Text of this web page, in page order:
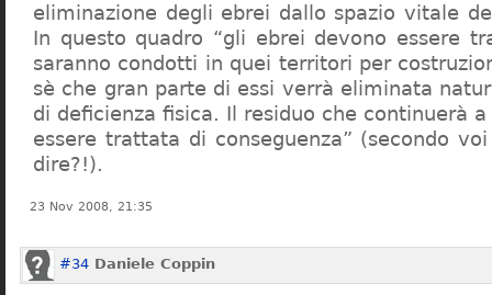
eliminazione degli ebrei dallo spazio vitale
In questo quadro “gli ebrei devono essere
saranno condotti in quei territori per
sè che gran parte di essi verrà eliminata
di deficienza fisica. Il residuo che continuerà
essere trattata di conseguenza” (secondo
dire?!).
23 Nov 2008, 21:35
#34 Daniele Coppin